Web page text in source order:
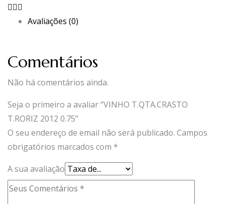
Avaliações (0)
Comentários
Não há comentários ainda.
Seja o primeiro a avaliar “VINHO T.QTA.CRASTO
T.RORIZ 2012 0.75”
O seu endereço de email não será publicado. Campos
obrigatórios marcados com *
A sua avaliação